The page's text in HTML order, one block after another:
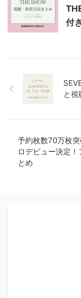
付
と視
予約枚数70万枚
ロデビュー決定
とめ